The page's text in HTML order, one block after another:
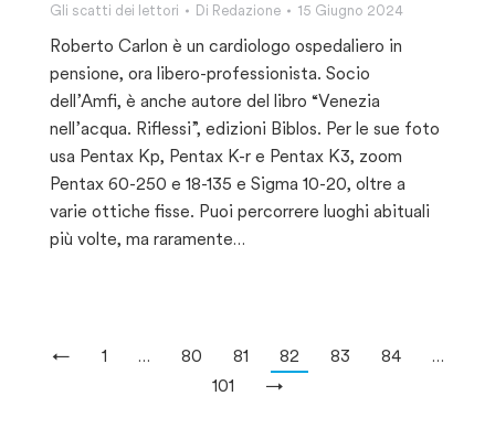
Gli scatti dei lettori Di Redazione 15 Giugno 2024
Roberto Carlon è un cardiologo ospedaliero in
pensione, ora libero-professionista. Socio
dell’Amfi, è anche autore del libro “Venezia
nell’acqua. Riflessi”, edizioni Biblos. Per le sue foto
usa Pentax Kp, Pentax K-r e Pentax K3, zoom
Pentax 60-250 e 18-135 e Sigma 10-20, oltre a
varie ottiche fisse. Puoi percorrere luoghi abituali
più volte, ma raramente…
← 1 … 80 81 82 83 84
…
101
→